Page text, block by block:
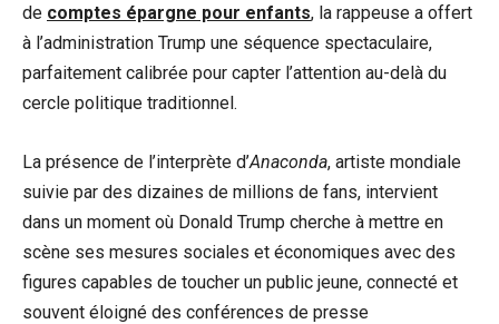
de comptes épargne pour enfants, la rappeuse a offert
à l’administration Trump une séquence spectaculaire,
parfaitement calibrée pour capter l’attention au-delà du
cercle politique traditionnel.
La présence de l’interprète d’Anaconda, artiste mondiale
suivie par des dizaines de millions de fans, intervient
dans un moment où Donald Trump cherche à mettre en
scène ses mesures sociales et économiques avec des
figures capables de toucher un public jeune, connecté et
souvent éloigné des conférences de presse